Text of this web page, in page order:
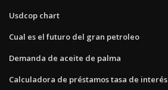
Usdcop chart
Cual es el futuro del gran petroleo
Demanda de aceite de palma
Calculadora de préstamos tasa de